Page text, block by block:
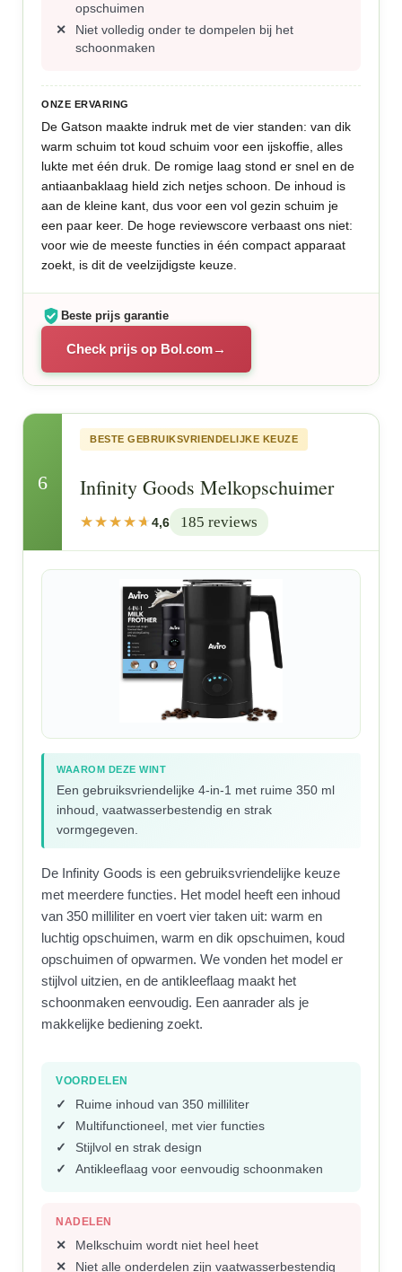
opschuimen
Niet volledig onder te dompelen bij het
schoonmaken
ONZE ERVARING
De Gatson maakte indruk met de vier standen: van dik
warm schuim tot koud schuim voor een ijskoffie, alles
lukte met één druk. De romige laag stond er snel en de
antiaanbaklaag hield zich netjes schoon. De inhoud is
aan de kleine kant, dus voor een vol gezin schuim je
een paar keer. De hoge reviewscore verbaast ons niet:
voor wie de meeste functies in één compact apparaat
zoekt, is dit de veelzijdigste keuze.
Beste prijs garantie
Check prijs op Bol.com
6
BESTE GEBRUIKSVRIENDELIJKE KEUZE
Infinity Goods Melkopschuimer
4,6 185 reviews
WAAROM DEZE WINT
Een gebruiksvriendelijke 4-in-1 met ruime 350 ml
inhoud, vaatwasserbestendig en strak
vormgegeven.
De Infinity Goods is een gebruiksvriendelijke keuze
met meerdere functies. Het model heeft een inhoud
van 350 milliliter en voert vier taken uit: warm en
luchtig opschuimen, warm en dik opschuimen, koud
opschuimen of opwarmen. We vonden het model er
stijlvol uitzien, en de antikleeflaag maakt het
schoonmaken eenvoudig. Een aanrader als je
makkelijke bediening zoekt.
VOORDELEN
Ruime inhoud van 350 milliliter
Multifunctioneel, met vier functies
Stijlvol en strak design
Antikleeflaag voor eenvoudig schoonmaken
NADELEN
Melkschuim wordt niet heel heet
Niet alle onderdelen zijn vaatwasserbestendig